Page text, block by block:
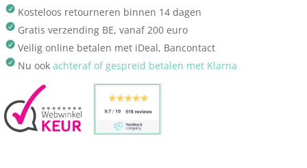
Kosteloos retourneren binnen 14 dagen
Gratis verzending BE, vanaf 200 euro
Veilig online betalen met iDeal, Bancontact
Nu ook achteraf of gespreid betalen met Klarna